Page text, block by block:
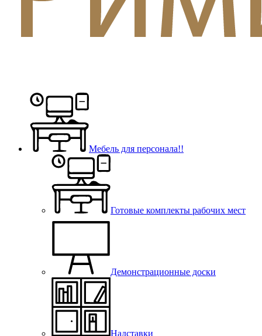
Мебель для персонала!!
Готовые комплекты рабочих мест
Демонстрационные доски
Надставки